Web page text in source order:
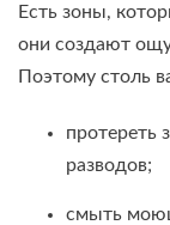
Есть зоны,
они создают
Поэтому столь
протереть
разводов;
смыть